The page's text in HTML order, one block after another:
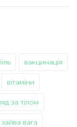
вакцинація
вітаміни
за тілом
зайва вага